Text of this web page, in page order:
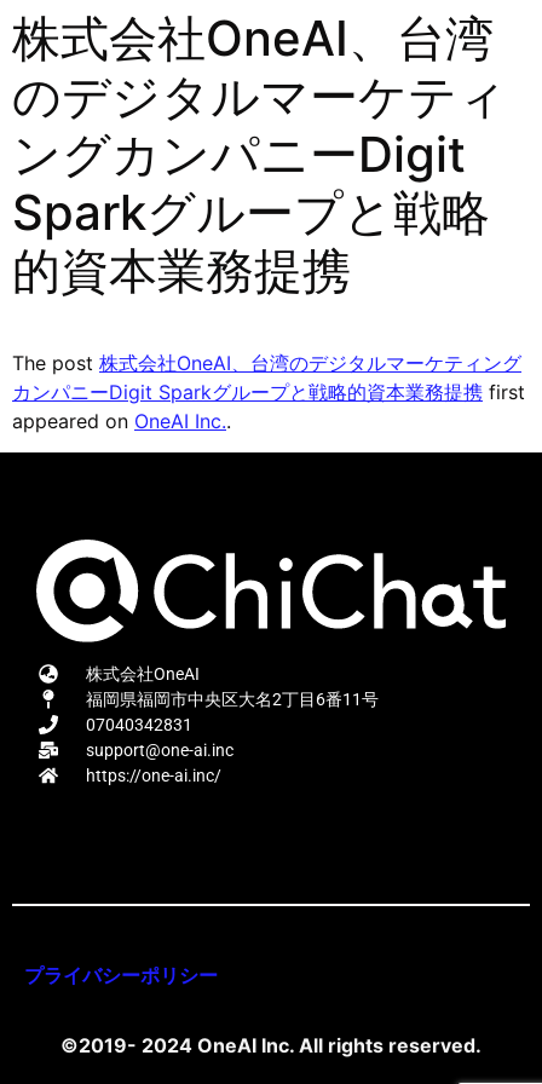
株式会社OneAI、台湾
のデジタルマーケティ
ングカンパニーDigit
Sparkグループと戦略
的資本業務提携
The post 株式会社OneAI、台湾のデジタルマーケティング
カンパニーDigit Sparkグループと戦略的資本業務提携 first
appeared on OneAI Inc..
株式会社OneAI
福岡県福岡市中央区大名2丁目6番11号
07040342831
support@one-ai.inc
https://one-ai.inc/
プライバシーポリシー
©2019- 2024 OneAI Inc. All rights reserved.